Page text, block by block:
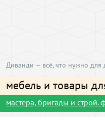
Диванди — всё, что нужно
мебель и товары
мастера, бригады и строй.